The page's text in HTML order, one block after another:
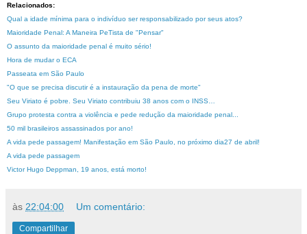
Relacionados:
Qual a idade mínima para o indivíduo ser responsabilizado por seus atos?
Maioridade Penal: A Maneira PeTista de "Pensar"
O assunto da maioridade penal é muito sério!
Hora de mudar o ECA
Passeata em São Paulo
"O que se precisa discutir é a instauração da pena de morte"
Seu Viriato é pobre. Seu Viriato contribuiu 38 anos com o INSS…
Grupo protesta contra a violência e pede redução da maioridade penal...
50 mil brasileiros assassinados por ano!
A vida pede passagem! Manifestação em São Paulo, no próximo dia27 de abril!
A vida pede passagem
Victor Hugo Deppman, 19 anos, está morto!
às 22:04:00 Um comentário:
Compartilhar